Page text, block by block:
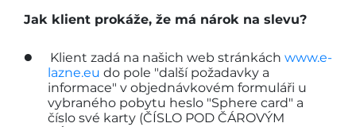
Jak klient prokáže, že má nárok na slevu?
Klient zadá na našich web stránkách www.e-
lazne.eu do pole "další požadavky a
informace" v objednávkovém formuláři u
vybraného pobytu heslo "Sphere card" a
číslo své karty (ČÍSLO POD ČÁROVÝM